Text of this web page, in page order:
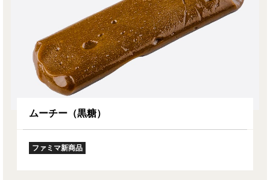
ムーチー（黒糖）
ファミマ新商品